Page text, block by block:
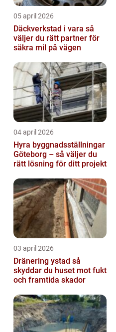
05 april 2026
Däckverkstad i vara så
väljer du rätt partner för
säkra mil på vägen
04 april 2026
Hyra byggnadsställningar
Göteborg – så väljer du
rätt lösning för ditt projekt
03 april 2026
Dränering ystad så
skyddar du huset mot fukt
och framtida skador